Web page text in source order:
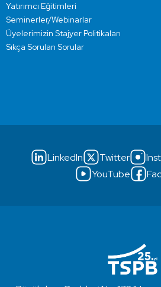
Yatırımcı Eğitimleri
Seminerler/Webinarlar
Üyelerimizin Stajyer Politikaları
Sıkça Sorulan Sorular
LinkedIn Twitter
YouTube